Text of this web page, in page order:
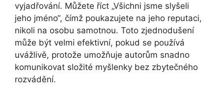
vyjadřování. Můžete říct „Všichni jsme slyšeli
jeho jméno“, čímž poukazujete na jeho reputaci,
nikoli na osobu samotnou. Toto zjednodušení
může být velmi efektivní, pokud se používá
uvážlivě, protože umožňuje autorům snadno
komunikovat složité myšlenky bez zbytečného
rozvádění.